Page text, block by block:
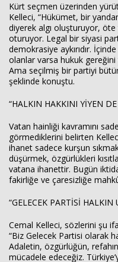
Kürt seçmen üzerinden
Kelleci, “Hükümet, bir
diyerek algı oluşturuyor,
oturuyor. Legal bir siyasi
demokrasiye aykırıdır.
olanlar varsa hukuk
Ama seçilmiş bir partiyi
şeklinde konuştu.
“HALKIN HAKKINI YİYEN
Vatan hainliği kavramını
görmediklerini belirten
ihanet sadece kurşun
düşürmek, özgürlükleri
vatana ihanettir. Bugün
fakirliğe ve çaresizliğe
“GELECEK PARTİSİ
Cemal Kelleci, sözlerini şu
“Biz Gelecek Partisi olarak
Adaletin, özgürlüğün,
mücadele edeceğiz.